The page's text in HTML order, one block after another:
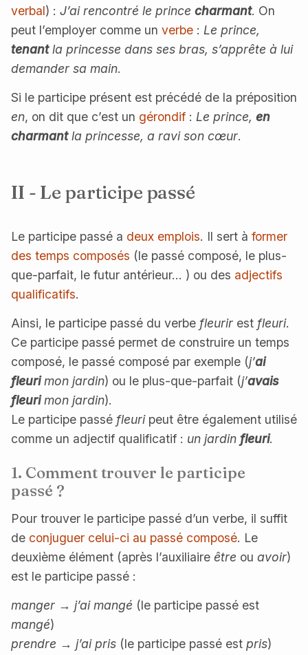
verbal) : J’ai rencontré le prince charmant. On
peut l’employer comme un verbe : Le prince,
tenantla princesse dans ses bras, s’apprête à lui
demander sa main.
Si le participe présent est précédé de la préposition
en, on dit que c’est un gérondif : Le prince, en
charmantla princesse, a ravi son cœur.
II - Le participe passé
Le participe passé a deux emplois. Il sert à former
des temps composés (le passé composé, le plus-
que-parfait, le futur antérieur… ) ou des adjectifs
qualificatifs.
Ainsi, le participe passé du verbe fleurir est fleuri.
Ce participe passé permet de construire un temps
composé, le passé composé par exemple (j’ai
fleurimon jardin) ou le plus-que-parfait (j’avais
fleurimon jardin).
Le participe passé fleuripeut être également utilisé
comme un adjectif qualificatif : un jardin fleuri.
1. Comment trouver le participe
passé ?
Pour trouver le participe passé d’un verbe, il suffit
de conjuguer celui-ci au passé composé. Le
deuxième élément (après l’auxiliaire être ou avoir)
est le participe passé :
manger → j’ai mangé (le participe passé est
mangé)
prendre → j’ai pris (le participe passé est pris)